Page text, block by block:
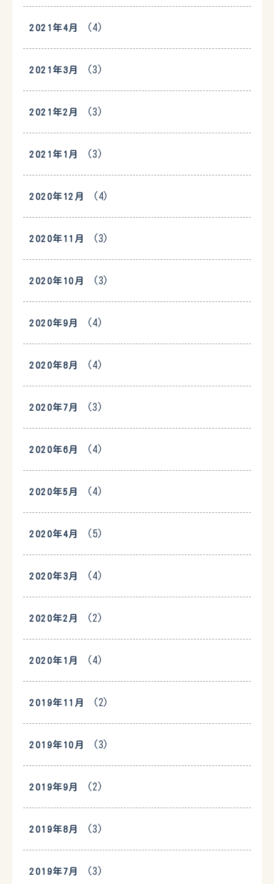
2021年4月 (4)
2021年3月 (3)
2021年2月 (3)
2021年1月 (3)
2020年12月 (4)
2020年11月 (3)
2020年10月 (3)
2020年9月 (4)
2020年8月 (4)
2020年7月 (3)
2020年6月 (4)
2020年5月 (4)
2020年4月 (5)
2020年3月 (4)
2020年2月 (2)
2020年1月 (4)
2019年11月 (2)
2019年10月 (3)
2019年9月 (2)
2019年8月 (3)
2019年7月 (3)